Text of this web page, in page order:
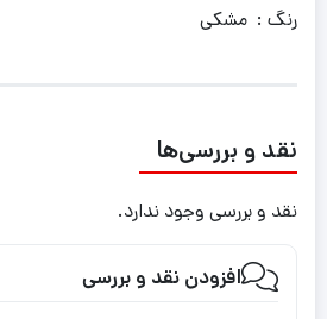
رنگ : مشکی
نقد و بررسی‌ها
نقد و بررسی وجود ندارد.
افزودن نقد و بررسی